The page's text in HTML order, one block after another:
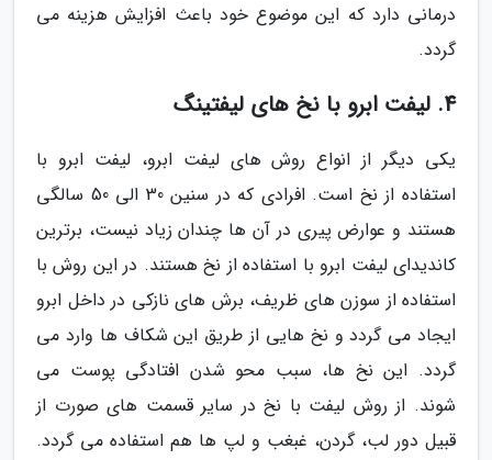
درمانی دارد که این موضوع خود باعث افزایش هزینه می
گردد.
4. لیفت ابرو با نخ های لیفتینگ
یکی دیگر از انواع روش های لیفت ابرو، لیفت ابرو با
استفاده از نخ است. افرادی که در سنین 30 الی 50 سالگی
هستند و عوارض پیری در آن ها چندان زیاد نیست، برترین
کاندیدای لیفت ابرو با استفاده از نخ هستند. در این روش با
استفاده از سوزن های ظریف، برش های نازکی در داخل ابرو
ایجاد می گردد و نخ هایی از طریق این شکاف ها وارد می
گردد. این نخ ها، سبب محو شدن افتادگی پوست می
شوند. از روش لیفت با نخ در سایر قسمت های صورت از
قبیل دور لب، گردن، غبغب و لپ ها هم استفاده می گردد.